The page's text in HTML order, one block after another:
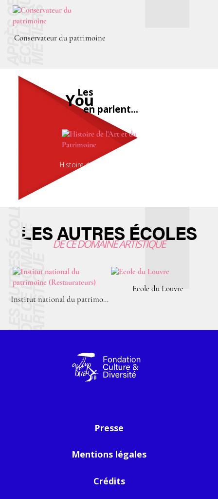
Conservateur du patrimoine
Les
You tubeurs
en parlent...
DE CE DOMAINE ARTISTIQUE
LES AUTRES ÉCOLES
Institut national du patrimoine (Restaurateurs)
Ecole du Louvre
Presse
Mentions légales
Crédits